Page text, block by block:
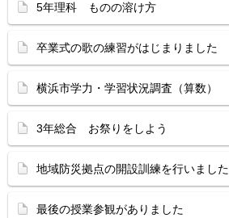
5年理科 ものの溶け方
卒業式の歌の練習がはじまりました
横浜市学力・学習状況調査（算数）
3年総合 お祭りをしよう
地域防災拠点の開設訓練を行いました
最後の授業参観がありました